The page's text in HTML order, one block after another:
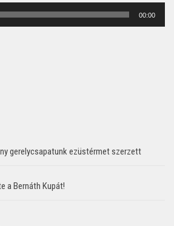
00:00
gerelycsapatunk ezüstérmet szerzett
a Bernáth Kupát!